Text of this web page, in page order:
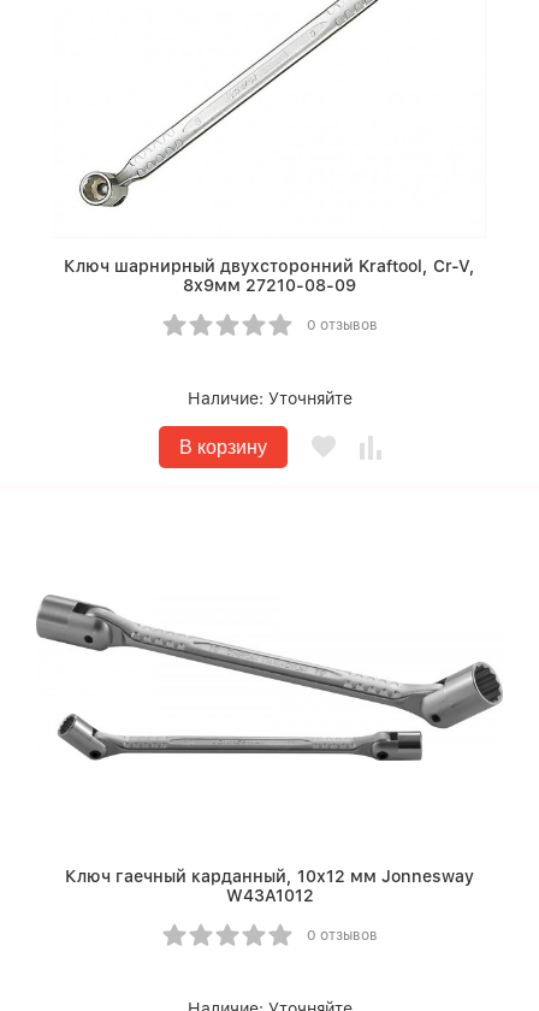
Ключ шарнирный двухсторонний Kraftool, Cr-V,
8х9мм 27210-08-09
0 отзывов
Наличие: Уточняйте
В корзину
Ключ гаечный карданный, 10х12 мм Jonnesway
W43A1012
0 отзывов